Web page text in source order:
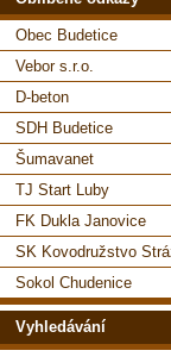
Obec Budetice
Vebor s.r.o.
D-beton
SDH Budetice
Šumavanet
TJ Start Luby
FK Dukla Janovice
SK Kovodružstvo
Sokol Chudenice
Vyhledávání